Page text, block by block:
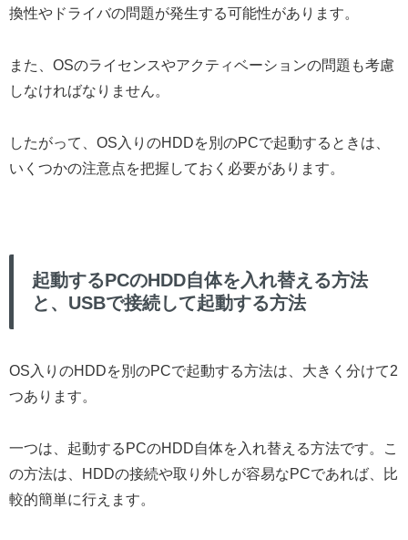
換性やドライバの問題が発生する可能性があります。
また、OSのライセンスやアクティベーションの問題も考慮
しなければなりません。
したがって、OS入りのHDDを別のPCで起動するときは、
いくつかの注意点を把握しておく必要があります。
起動するPCのHDD自体を入れ替える方法
と、USBで接続して起動する方法
OS入りのHDDを別のPCで起動する方法は、大きく分けて2
つあります。
一つは、起動するPCのHDD自体を入れ替える方法です。こ
の方法は、HDDの接続や取り外しが容易なPCであれば、比
較的簡単に行えます。